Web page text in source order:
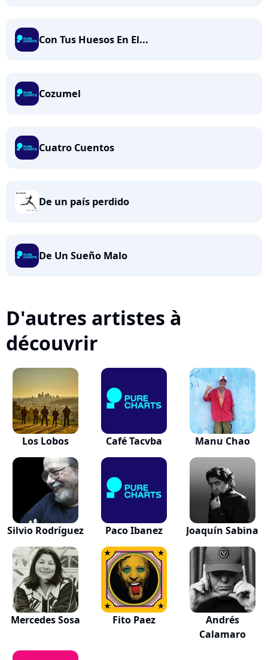
Con Tus Huesos En El...
Cozumel
Cuatro Cuentos
De un país perdido
De Un Sueño Malo
D'autres artistes à
découvrir
Los Lobos Café Tacvba Manu Chao
Silvio Rodríguez Paco Ibanez Joaquín Sabina
Mercedes Sosa Fito Paez
Andrés
Calamaro